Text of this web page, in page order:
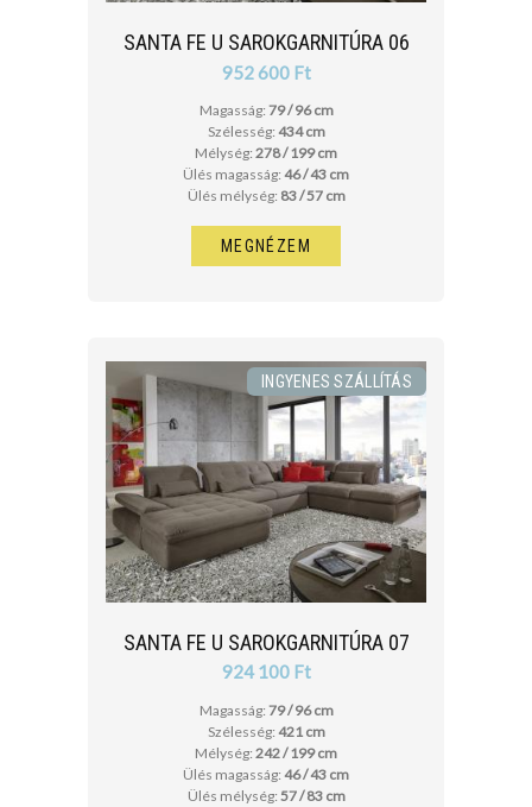
SANTA FE U SAROKGARNITÚRA 06
952 600 Ft
Magasság: 79 / 96 cm
Szélesség: 434 cm
Mélység: 278 / 199 cm
Ülés magasság: 46 / 43 cm
Ülés mélység: 83 / 57 cm
MEGNÉZEM
SANTA FE U SAROKGARNITÚRA 07
924 100 Ft
INGYENES SZÁLLÍTÁS
Magasság: 79 / 96 cm
Szélesség: 421 cm
Mélység: 242 / 199 cm
Ülés magasság: 46 / 43 cm
Ülés mélység: 57 / 83 cm